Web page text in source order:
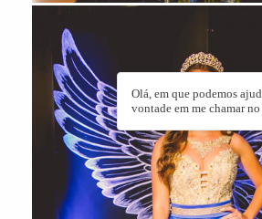
Olá, em que podemos
vontade em me chamar